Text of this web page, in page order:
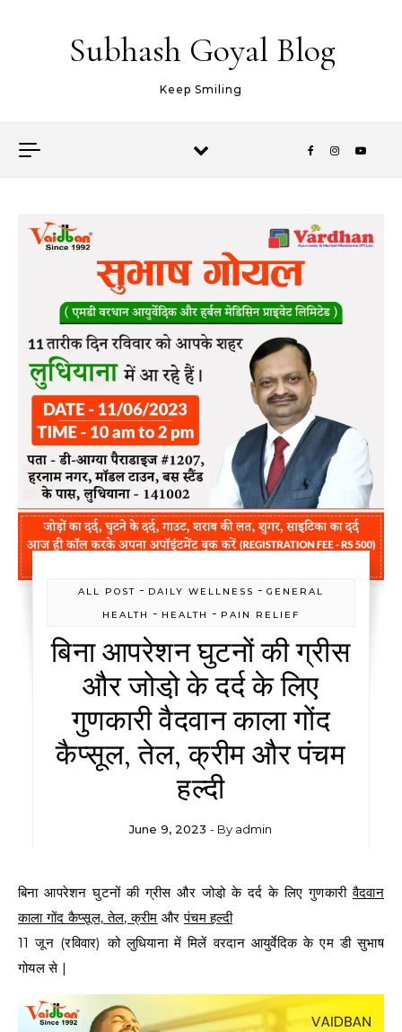
Subhash Goyal Blog
Keep Smiling
ALL POST - DAILY WELLNESS - GENERAL
HEALTH
- HEALTH - PAIN RELIEF
बिना आपरेशन घुटनों की ग्रीस
और जोडो़ के दर्द के लिए
गुणकारी वैदवान काला गोंद
कैप्सूल, तेल, क्रीम और पंचम
हल्दी
June 9, 2023 - By admin
बिना आपरेशन घुटनों की ग्रीस और जोडो़ के दर्द के लिए गुणकारीवैदवान
काला गोंद कैप्सूल, तेल, क्रीम औरपंचम हल्दी
11 जून (रविवार) को लुधियाना में मिलें वरदान आयुर्वेदिक के एम डी सुभाष
गोयल से |